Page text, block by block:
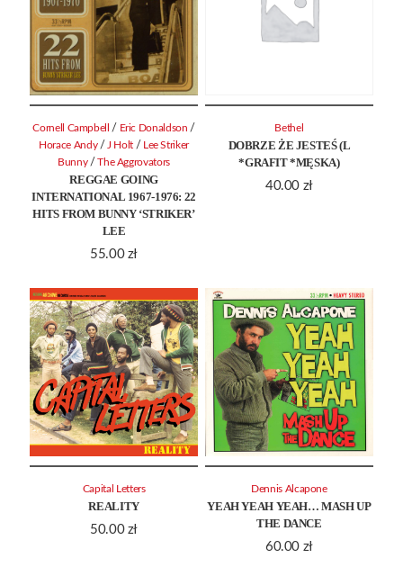
REGGAE GOING
INTERNATIONAL 1967-1976: 22
HITS FROM BUNNY ‘STRIKER’
LEE
55.00 zł
Cornell Campbell / Eric Donaldson /
Horace Andy /J Holt / Lee Striker
Bunny /The Aggrovators
DOBRZE ŻE JESTEŚ (L
*GRAFIT *MĘSKA)
40.00 zł
Bethel
REALITY
50.00 zł
Capital Letters
YEAH YEAH YEAH… MASH UP
THE DANCE
60.00 zł
Dennis Alcapone